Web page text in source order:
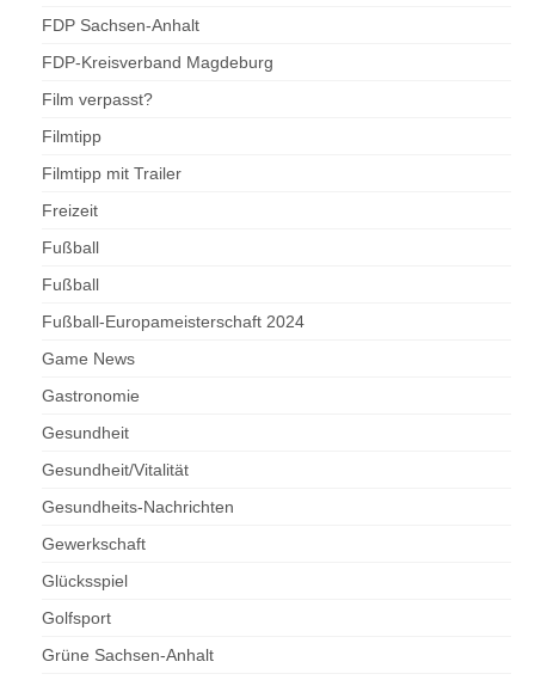
FDP Sachsen-Anhalt
FDP-Kreisverband Magdeburg
Film verpasst?
Filmtipp
Filmtipp mit Trailer
Freizeit
Fußball
Fußball
Fußball-Europameisterschaft 2024
Game News
Gastronomie
Gesundheit
Gesundheit/Vitalität
Gesundheits-Nachrichten
Gewerkschaft
Glücksspiel
Golfsport
Grüne Sachsen-Anhalt